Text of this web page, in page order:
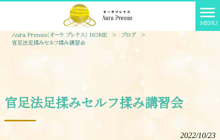
MENU
Aura Prenus（オーラ プレナス） HOME > ブログ
>
官足法足揉みセルフ揉み講習会
官足法足揉みセルフ揉み講習会
2022/10/23